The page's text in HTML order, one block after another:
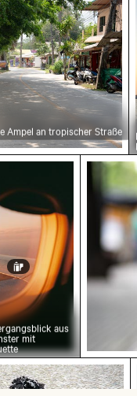
Ampel an tropischer Straße
aus
mit
auf